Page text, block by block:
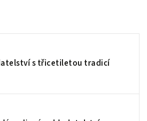
s třicetiletou tradicí